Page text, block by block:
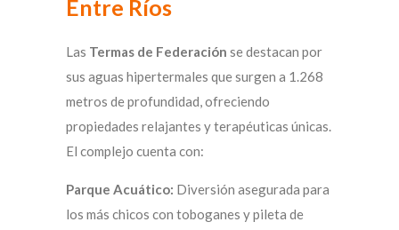
Entre Ríos
Las Termas de Federación se destacan por
sus aguas hipertermales que surgen a 1.268
metros de profundidad, ofreciendo
propiedades relajantes y terapéuticas únicas.
El complejo cuenta con:
Parque Acuático: Diversión asegurada para
los más chicos con toboganes y pileta de